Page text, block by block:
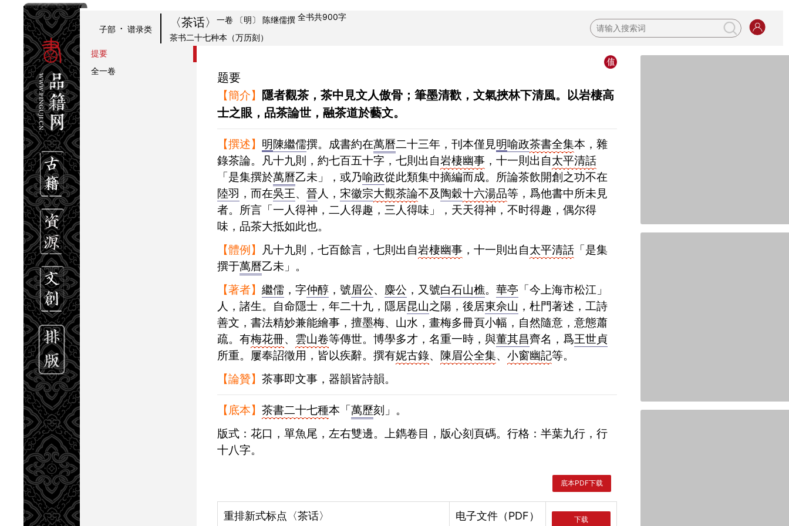
子部 · 谱录类 〈茶话〉 一卷 〔明〕 陈继儒撰
茶书二十七种本（万历刻）
全书共900字
提要
全一卷
题要
【簡介】
隱者觀茶，茶中見文人傲骨；筆墨清歡，文氣挾林下清風。以岩棲高
士之眼，品茶論世，融茶道於藝文。
【撰述】 明陳繼儒撰。 成書約在萬曆二十三年，刊本僅見明喻政茶書全集本，雜
錄茶論。凡十九則，約七百五十字，七則出自岩棲幽事 ，十一則出自太平清話
「是集撰於萬曆乙未」，或乃喻政從此類集中摘編而成。所論茶飲開創之功不在
陸羽 ，而在吳王、 晉人， 宋徽宗大觀茶論不及陶穀十六湯品等，爲他書中所未見
者。所言「一人得神，二人得趣，三人得味」，天天得神，不时得趣，偶尔得
味，品茶大抵如此也。
【體例】
凡十九則，七百餘言，七則出自岩棲幽事 ，十一則出自太平清話 「是集
撰于萬曆乙未」。
【著者】 繼儒 ，字仲醇 ，號眉公、 麋公 ，又號白石山樵。 華亭 「今上海市松江」
人，諸生。自命隱士，年二十九，隱居昆山之陽，後居東佘山 ，杜門著述，工詩
善文，書法精妙兼能繪事，擅墨梅、山水，畫梅多冊頁小幅，自然隨意，意態蕭
疏。有梅花冊、 雲山卷等傳世。博學多才，名重一時，與董其昌齊名，爲王世貞
所重。屢奉詔徵用，皆以疾辭。撰有妮古錄、 陳眉公全集、 小窗幽記等。
【論贊】 茶事即文事，器韻皆詩韻。
【底本】 茶書二十七種本「萬歷刻」。
版式：花口，單魚尾，左右雙邊。上鐫卷目，版心刻頁碼。行格：半葉九行，行
十八字。
底本PDF下载
重排新式标点 〈茶话〉 电子文件（PDF） 下载